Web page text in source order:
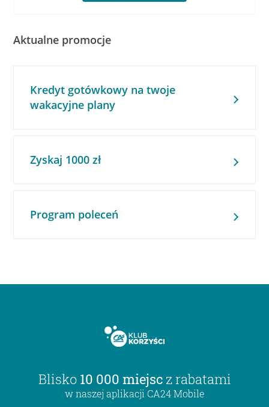
Aktualne promocje
Kredyt gotówkowy na twoje
wakacyjne plany
Zyskaj 1000 zł
Program poleceń
Blisko 10 000 miejsc z rabatami
w naszej aplikacji CA24 Mobile